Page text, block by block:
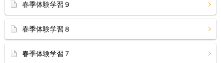
春季体験学習９
春季体験学習８
春季体験学習７